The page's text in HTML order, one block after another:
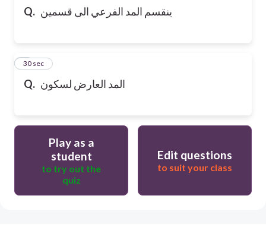
Q. ينقسم المد الفرعي الى قسمين
Q. المد العارض لسكون
5
30 sec
Play as a
student
to try out the
quiz
Edit questions
to suit your class